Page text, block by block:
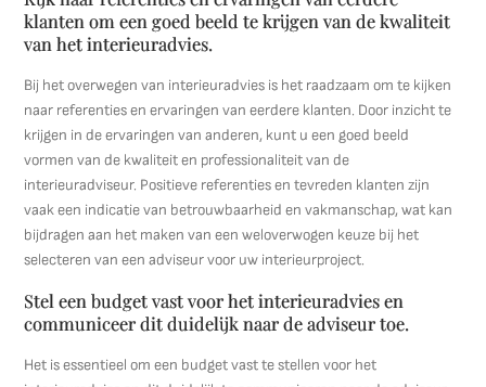
klanten om een goed beeld te krijgen van de kwaliteit
van het interieuradvies.
Bij het overwegen van interieuradvies is het raadzaam om te kijken
naar referenties en ervaringen van eerdere klanten. Door inzicht te
krijgen in de ervaringen van anderen, kunt u een goed beeld
vormen van de kwaliteit en professionaliteit van de
interieuradviseur. Positieve referenties en tevreden klanten zijn
vaak een indicatie van betrouwbaarheid en vakmanschap, wat kan
bijdragen aan het maken van een weloverwogen keuze bij het
selecteren van een adviseur voor uw interieurproject.
Stel een budget vast voor het interieuradvies en
communiceer dit duidelijk naar de adviseur toe.
Het is essentieel om een budget vast te stellen voor het